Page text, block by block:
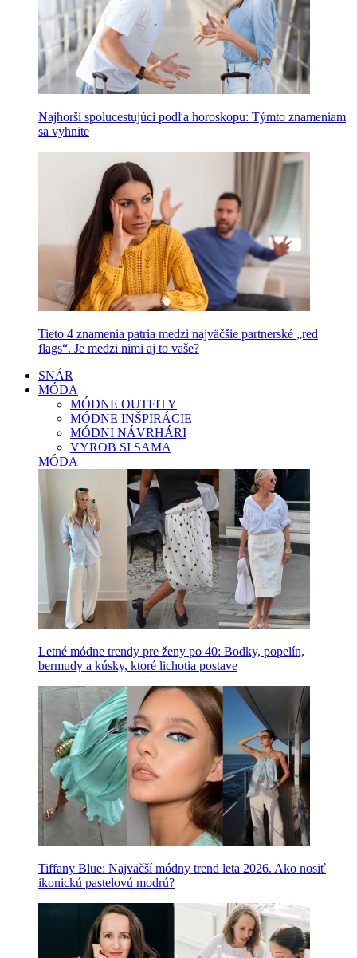
Najhorší spolucestujúci podľa horoskopu: Týmto znameniam
sa vyhnite
Tieto 4 znamenia patria medzi najväčšie partnerské „red
flags“. Je medzi nimi aj to vaše?
SNÁR
MÓDA
MÓDNE OUTFITY
MÓDNE INŠPIRÁCIE
MÓDNI NÁVRHÁRI
VYROB SI SAMA
MÓDA
Letné módne trendy pre ženy po 40: Bodky, popelín,
bermudy a kúsky, ktoré lichotia postave
Tiffany Blue: Najväčší módny trend leta 2026. Ako nosiť
ikonickú pastelovú modrú?